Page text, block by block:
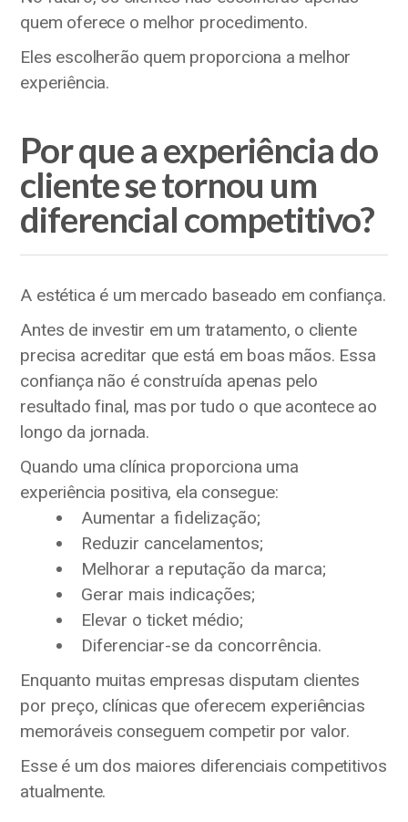
quem oferece o melhor procedimento.
Eles escolherão quem proporciona a melhor
experiência.
Por que a experiência do
cliente se tornou um
diferencial competitivo?
A estética é um mercado baseado em confiança.
Antes de investir em um tratamento, o cliente
precisa acreditar que está em boas mãos. Essa
confiança não é construída apenas pelo
resultado final, mas por tudo o que acontece ao
longo da jornada.
Quando uma clínica proporciona uma
experiência positiva, ela consegue:
Aumentar a fidelização;
Reduzir cancelamentos;
Melhorar a reputação da marca;
Gerar mais indicações;
Elevar o ticket médio;
Diferenciar-se da concorrência.
Enquanto muitas empresas disputam clientes
por preço, clínicas que oferecem experiências
memoráveis conseguem competir por valor.
Esse é um dos maiores diferenciais competitivos
atualmente.